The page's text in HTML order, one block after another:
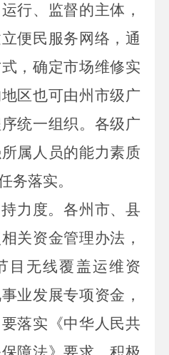
行、监督的主体，
便民服务网络，通
，确定市场维修实
区也可由州市级广
统一组织。各级广
属人员的能力素质
务落实。
力度。各州市、县
关资金管理办法，
目无线覆盖运维资
业发展专项资金，
落实《中华人民共